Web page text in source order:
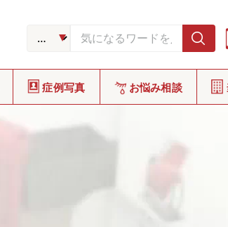
症例写真 お悩み相談